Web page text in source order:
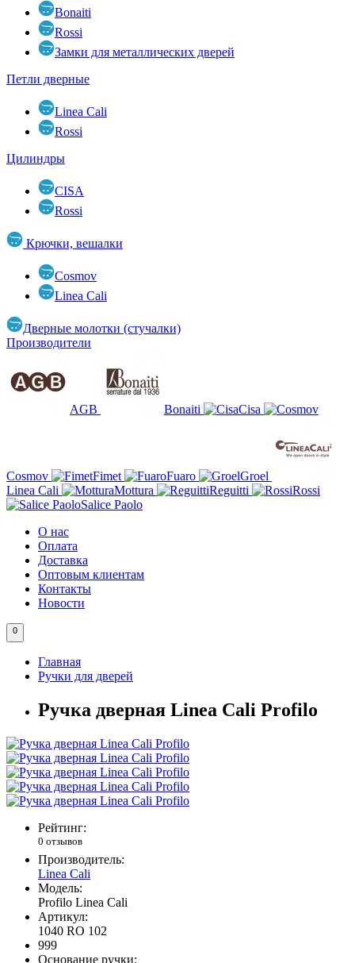
Bonaiti
Rossi
Замки для металлических дверей
Петли дверные
Linea Cali
Rossi
Цилиндры
CISA
Rossi
Крючки, вешалки
Cosmov
Linea Cali
Дверные молотки (стучалки)
Производители
AGB Bonaiti Cisa
Cosmov Fimet Fuaro
Groel
Linea Cali
Mottura Reguitti
Rossi
Salice Paolo
О нас
Оплата
Доставка
Оптовым клиентам
Контакты
Новости
0
Главная
Ручки для дверей
Ручка дверная Linea Cali Profilo
Рейтинг:
0 отзывов
Производитель:
Linea Cali
Модель:
Profilo Linea Cali
Артикул:
1040 RO 102
999
Основание ручки: